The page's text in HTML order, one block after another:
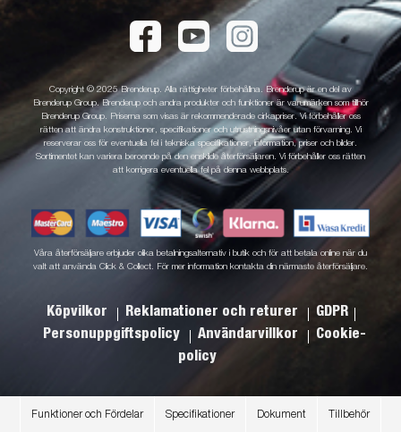
Funktioner och Fördelar Specifikationer Dokument Tillbehör
Copyright © 2025 Brenderup. Alla rättigheter förbehållna. Brenderup är en del av
Brenderup Group. Brenderup och andra produkter och funktioner är varumärken som tillhör
Brenderup Group. Priserna som visas är rekommenderade cirkapriser. Vi förbehåller oss
rätten att ändra konstruktioner, specifikationer och utrustningsnivåer utan förvarning. Vi
reserverar oss för eventuella fel i tekniska specifikationer, information, priser och bilder.
Sortimentet kan variera beroende på den enskilde återförsäljaren. Vi förbehåller oss rätten
att korrigera eventuella fel på denna webbplats.
Våra återförsäljare erbjuder olika betalningsalternativ i butik och för att betala online när du
valt att använda Click & Collect. För mer information kontakta din närmaste återförsäljare.
Köpvilkor Reklamationer och returer
GDPR
Personuppgiftspolicy
Användarvillkor
Cookie-
policy